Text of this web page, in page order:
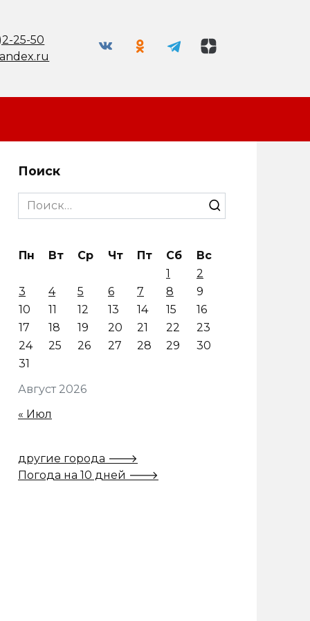
25-50
Поиск
Search
for:
Август 2026
Пн Вт Ср Чт Пт Сб
Вс
1
2
3
4 5 6 7 8
9
10
11 12 13 14 15
16
17
18 19 20 21 22
23
24
25 26 27 28 29
30
31
« Июл
другие города 🡒
Погода на 10 дней 🡒